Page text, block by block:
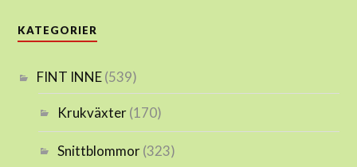
KATEGORIER
FINT INNE(539)
Krukväxter(170)
Snittblommor(323)